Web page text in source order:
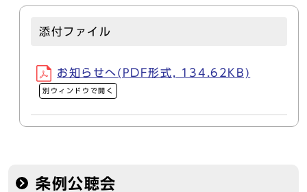
添付ファイル
お知らせへ(PDF形式, 134.62KB)
別ウィンドウで開く
条例公聴会